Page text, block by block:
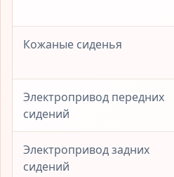
Кожаные сиденья
Электропривод передних
сидений
Электропривод задних
сидений